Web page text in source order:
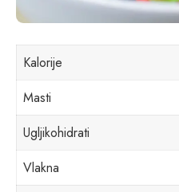
Kalorije
Masti
Ugljikohidrati
Vlakna